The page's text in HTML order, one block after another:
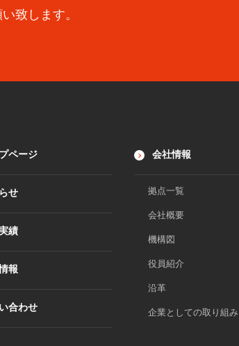
致します。
ページ
せ
績
報
合わせ
会社情報
拠点一覧
会社概要
機構図
役員紹介
沿革
企業としての取り組み